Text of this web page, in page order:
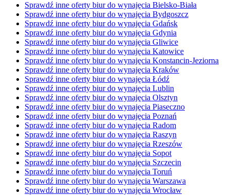
Sprawdź inne oferty biur do wynajęcia Bielsko-Biała
Sprawdź inne oferty biur do wynajęcia Bydgoszcz
Sprawdź inne oferty biur do wynajęcia Gdańsk
Sprawdź inne oferty biur do wynajęcia Gdynia
Sprawdź inne oferty biur do wynajęcia Gliwice
Sprawdź inne oferty biur do wynajęcia Katowice
Sprawdź inne oferty biur do wynajęcia Konstancin-Jeziorna
Sprawdź inne oferty biur do wynajęcia Kraków
Sprawdź inne oferty biur do wynajęcia Łódź
Sprawdź inne oferty biur do wynajęcia Lublin
Sprawdź inne oferty biur do wynajęcia Olsztyn
Sprawdź inne oferty biur do wynajęcia Piaseczno
Sprawdź inne oferty biur do wynajęcia Poznań
Sprawdź inne oferty biur do wynajęcia Radom
Sprawdź inne oferty biur do wynajęcia Raszyn
Sprawdź inne oferty biur do wynajęcia Rzeszów
Sprawdź inne oferty biur do wynajęcia Sopot
Sprawdź inne oferty biur do wynajęcia Szczecin
Sprawdź inne oferty biur do wynajęcia Toruń
Sprawdź inne oferty biur do wynajęcia Warszawa
Sprawdź inne oferty biur do wynajęcia Wrocław